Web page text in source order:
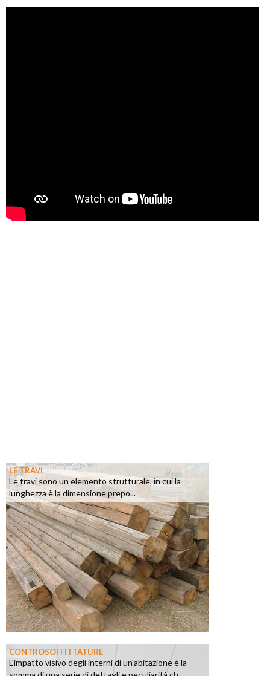
LE TRAVI
Le travi sono un elemento strutturale, in cui la
lunghezza è la dimensione prepo...
CONTROSOFFITTATURE
L'impatto visivo degli interni di un'abitazione è la